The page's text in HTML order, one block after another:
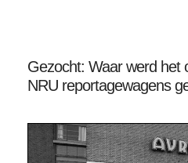
Gezocht: Waar werd het
NRU reportagewagens